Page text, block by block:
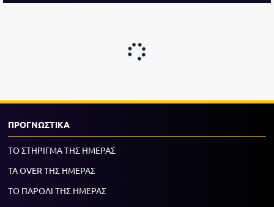
ΠΡΟΓΝΩΣΤΙΚΑ
ΤΟ ΣΤΗΡΙΓΜΑ ΤΗΣ ΗΜΕΡΑΣ
ΤΑ OVER ΤΗΣ ΗΜΕΡΑΣ
ΤΟ ΠΑΡΟΛΙ ΤΗΣ ΗΜΕΡΑΣ